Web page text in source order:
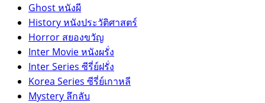
Ghost หนังผี
History หนังประวัติศาสตร์
Horror สยองขวัญ
Inter Movie หนังผรั่ง
Inter Series ซีรี่ย์ฝรั่ง
Korea Series ซีรี่ย์เกาหลี
Mystery ลึกลับ